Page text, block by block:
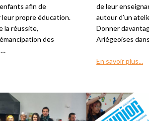
afin de
propre éducation.
la réussite,
des
de leur
autour d’un
Donner
Ariégeoises
En savoir plus...